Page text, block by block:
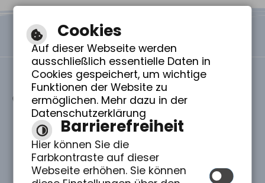
St. Elisabeth Pflegezentrum gGmbH -
Zeisestraße 19 - 89250 Senden
07307 - 808-0
info(@)stelisabeth-senden.de
Rundgang durch St. Elisabeth
Wir freuen uns über Ihre Spende!
Volksbank Ulm-Biberach IBAN: DE14 6309 0100
0415 5070 06 – BIC: ULMVDE66
Cookies
Auf dieser Webseite werden
ausschließlich essentielle Daten in
Cookies gespeichert, um wichtige
Funktionen der Website zu
ermöglichen. Mehr dazu in der
Datenschutzerklärung
Barrierefreiheit
Hier können Sie die
Farbkontraste auf dieser
Webseite erhöhen. Sie können